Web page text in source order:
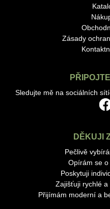
Zásady
Sledujte mě na sociálních
DĚKUJI
Pečlivě
Opírám se
Poskytuji
Zajišťuji rychlé
Přijímám moderní a